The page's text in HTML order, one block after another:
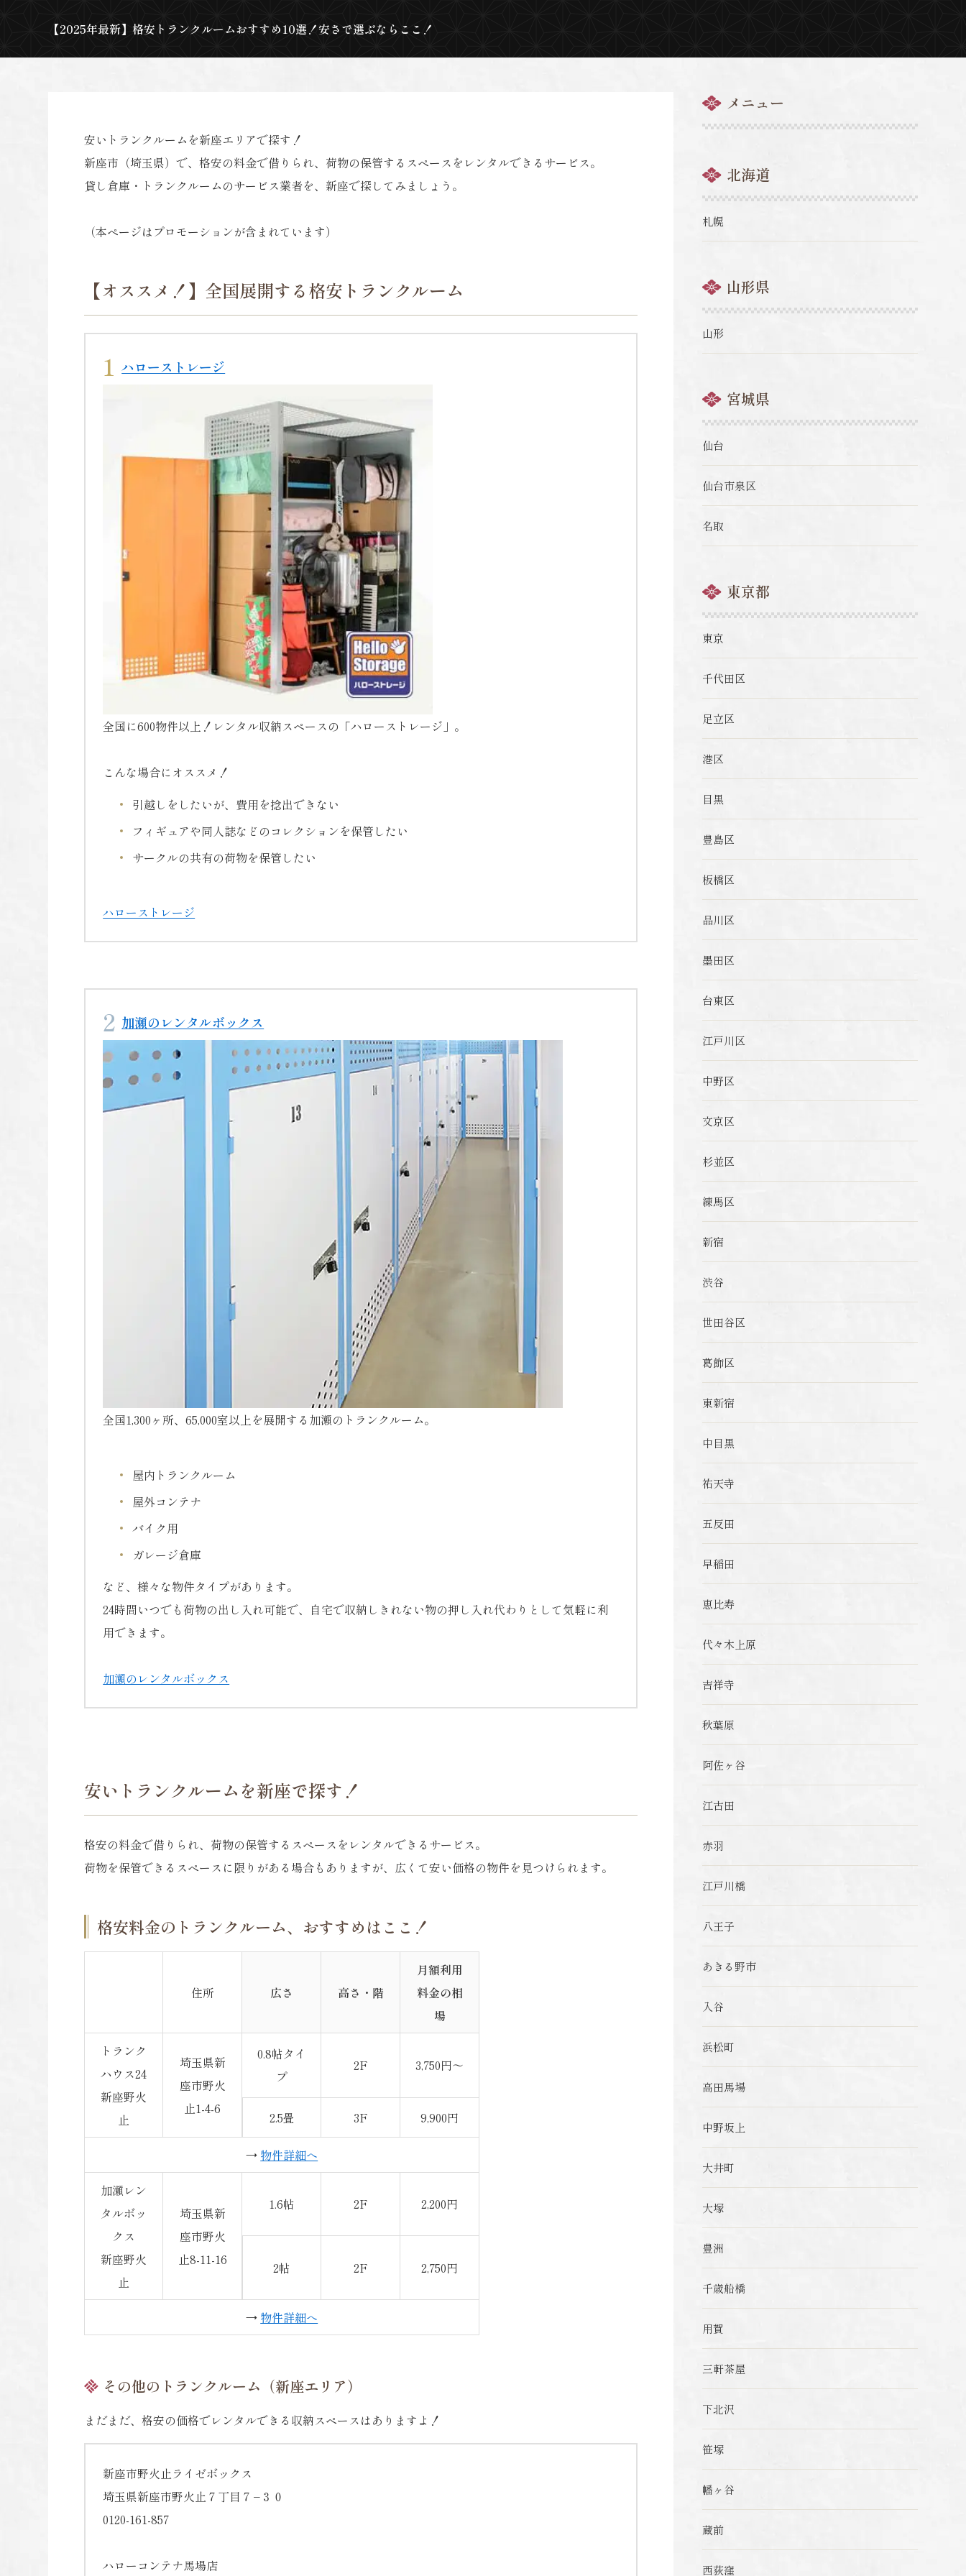
【2025年最新】格安トランクルームおすすめ10選！安さで選ぶならここ！
安いトランクルームを新座エリアで探す！
新座市（埼玉県）で、格安の料金で借りられ、荷物の保管するスペースをレンタルできるサービス。
貸し倉庫・トランクルームのサービス業者を、新座で探してみましょう。
（本ページはプロモーションが含まれています）
【オススメ！】全国展開する格安トランクルーム
ハローストレージ
全国に600物件以上！レンタル収納スペースの「ハローストレージ」。
こんな場合にオススメ！
引越しをしたいが、費用を捻出できない
フィギュアや同人誌などのコレクションを保管したい
サークルの共有の荷物を保管したい
ハローストレージ
加瀬のレンタルボックス
全国1,300ヶ所、65,000室以上を展開する加瀬のトランクルーム。
屋内トランクルーム
屋外コンテナ
バイク用
ガレージ倉庫
など、様々な物件タイプがあります。
24時間いつでも荷物の出し入れ可能で、自宅で収納しきれない物の押し入れ代わりとして気軽に利
用できます。
加瀬のレンタルボックス
安いトランクルームを新座で探す！
格安の料金で借りられ、荷物の保管するスペースをレンタルできるサービス。
荷物を保管できるスペースに限りがある場合もありますが、広くて安い価格の物件を見つけられます。
格安料金のトランクルーム、おすすめはここ！
住所 広さ 高さ・階
月額利用
料金の相
場
トランク
ハウス24
新座野火
止
埼玉県新
座市野火
止1-4-6
0.8帖タイ
プ
2F 3,750円～
2.5畳 3F 9,900円
→ 物件詳細へ
加瀬レン
タルボッ
クス
新座野火
止
埼玉県新
座市野火
止8-11-16
1.6帖 2F 2,200円
2帖 2F 2,750円
→ 物件詳細へ
その他のトランクルーム（新座エリア）
まだまだ、格安の価格でレンタルできる収納スペースはありますよ！
新座市野火止ライゼボックス
埼玉県新座市野火止７丁目７−３０
0120-161-857
ハローコンテナ馬場店
メニュー
北海道
札幌
山形県
山形
宮城県
仙台
仙台市泉区
名取
東京都
東京
千代田区
足立区
港区
目黒
豊島区
板橋区
品川区
墨田区
台東区
江戸川区
中野区
文京区
杉並区
練馬区
新宿
渋谷
世田谷区
葛飾区
東新宿
中目黒
祐天寺
五反田
早稲田
恵比寿
代々木上原
吉祥寺
秋葉原
阿佐ヶ谷
江古田
赤羽
江戸川橋
八王子
あきる野市
入谷
浜松町
高田馬場
中野坂上
大井町
大塚
豊洲
千歳船橋
用賀
三軒茶屋
下北沢
笹塚
幡ヶ谷
蔵前
西荻窪